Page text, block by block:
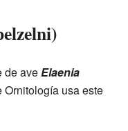
de aveElaenia
usa este